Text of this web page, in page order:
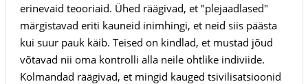
erinevaid teooriaid. Ühed räägivad, et "plejaadlased"
märgistavad eriti kauneid inimhingi, et neid siis päästa
kui suur pauk käib. Teised on kindlad, et mustad jõud
võtavad nii oma kontrolli alla neile ohtlike indiviide.
Kolmandad räägivad, et mingid kauged tsivilisatsioonid